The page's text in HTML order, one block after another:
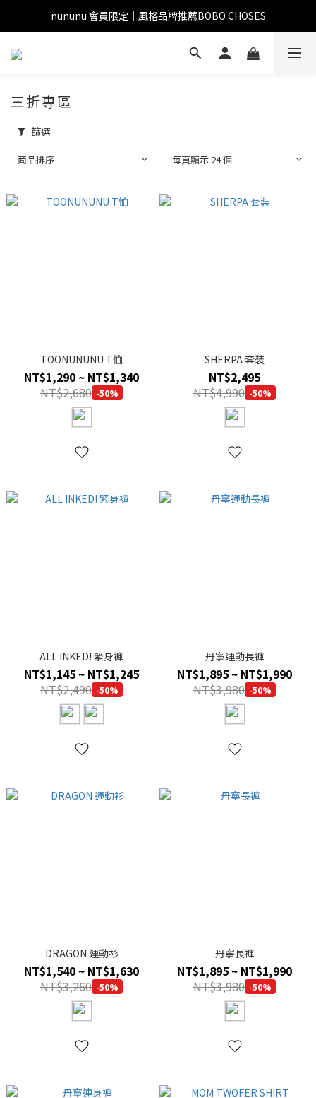
nununu 會員限定｜風格品牌推薦BOBO CHOSES
三折專區
篩選
商品排序 每頁顯示 24 個
TOONUNUNU T恤
NT$1,290 ~ NT$1,340
NT$2,680 -50%
SHERPA 套裝
NT$2,495
NT$4,990 -50%
ALL INKED! 緊身褲
NT$1,145 ~ NT$1,245
NT$2,490 -50%
丹寧運動長褲
NT$1,895 ~ NT$1,990
NT$3,980 -50%
DRAGON 運動衫
NT$1,540 ~ NT$1,630
NT$3,260 -50%
丹寧長褲
NT$1,895 ~ NT$1,990
NT$3,980 -50%